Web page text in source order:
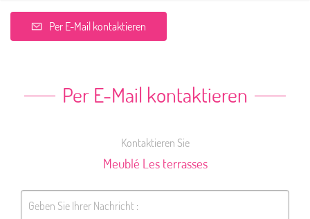
Per E-Mail kontaktieren
Per E-Mail kontaktieren
Kontaktieren Sie
Meublé Les terrasses